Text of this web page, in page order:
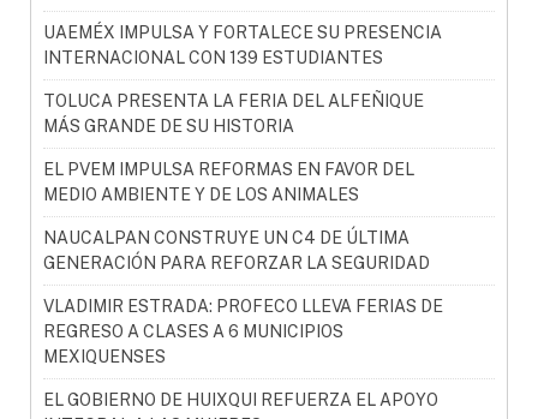
UAEMÉX IMPULSA Y FORTALECE SU PRESENCIA
INTERNACIONAL CON 139 ESTUDIANTES
TOLUCA PRESENTA LA FERIA DEL ALFEÑIQUE
MÁS GRANDE DE SU HISTORIA
EL PVEM IMPULSA REFORMAS EN FAVOR DEL
MEDIO AMBIENTE Y DE LOS ANIMALES
NAUCALPAN CONSTRUYE UN C4 DE ÚLTIMA
GENERACIÓN PARA REFORZAR LA SEGURIDAD
VLADIMIR ESTRADA: PROFECO LLEVA FERIAS DE
REGRESO A CLASES A 6 MUNICIPIOS
MEXIQUENSES
EL GOBIERNO DE HUIXQUI REFUERZA EL APOYO